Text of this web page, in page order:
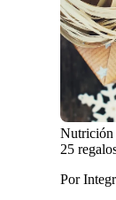
Nutrición
25
Por